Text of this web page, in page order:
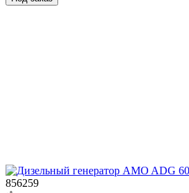
856259